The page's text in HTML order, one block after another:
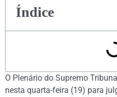
Índice
O Plenário do Supremo
nesta quarta-feira (19) para